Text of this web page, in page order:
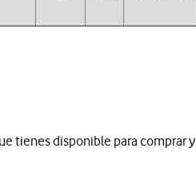
tienes disponible para comprar y